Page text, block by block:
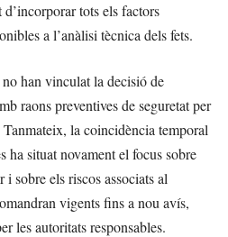
tots els factors
a l’anàlisi tècnica dels fets.
han vinculat la decisió de
raons preventives de seguretat per
Tanmateix, la coincidència temporal
ha situat novament el focus sobre
i sobre els riscos associats al
vigents fins a nou avís,
les autoritats responsables.